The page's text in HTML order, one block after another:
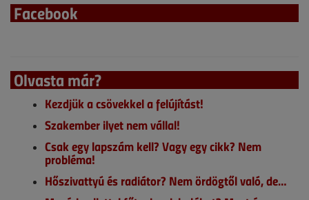
Facebook
Olvasta már?
Kezdjük a csövekkel a felújítást!
Szakember ilyet nem vállal!
Csak egy lapszám kell? Vagy egy cikk? Nem
probléma!
Hőszivattyú és radiátor? Nem ördögtől való, de…